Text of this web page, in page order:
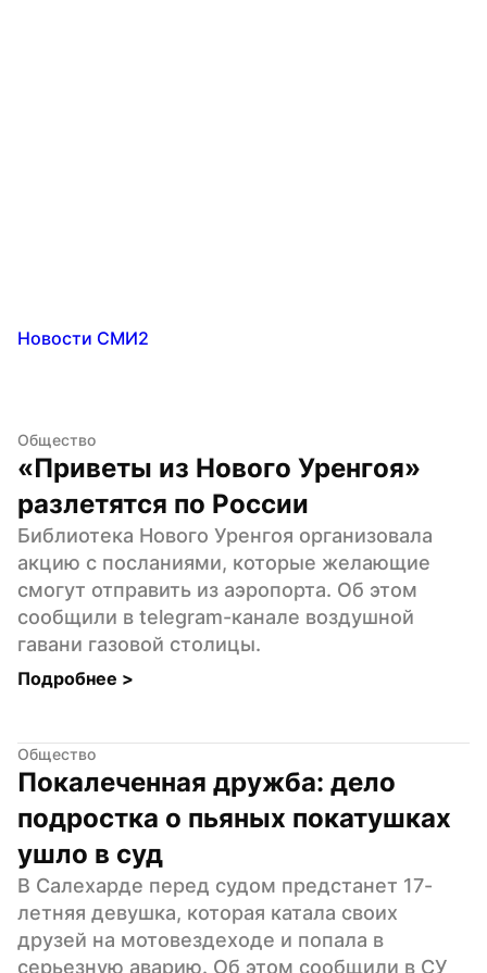
Новости СМИ2
Общество
«Приветы из Нового Уренгоя»
разлетятся по России
Библиотека Нового Уренгоя организовала
акцию с посланиями, которые желающие
смогут отправить из аэропорта. Об этом
сообщили в telegram-канале воздушной
гавани газовой столицы.
Подробнее >
Общество
Покалеченная дружба: дело
подростка о пьяных покатушках
ушло в суд
В Салехарде перед судом предстанет 17-
летняя девушка, которая катала своих
друзей на мотовездеходе и попала в
серьезную аварию. Об этом сообщили в СУ